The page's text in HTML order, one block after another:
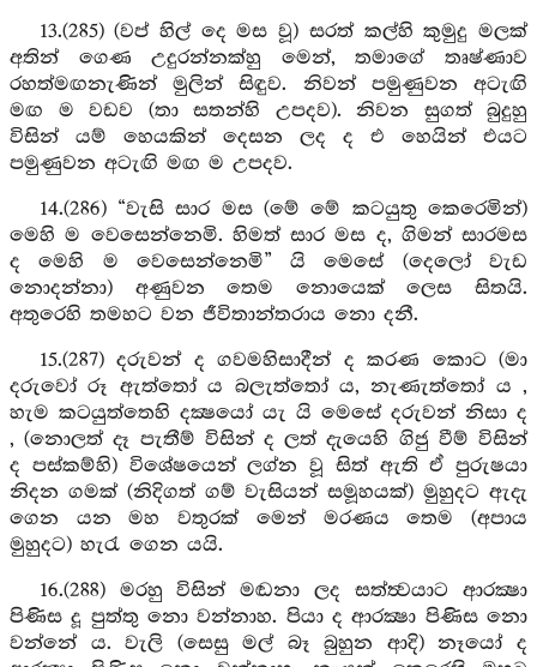
13.(285) (වප් හිල් දෙ මස වූ) සරත් කල්හි කුමුදු මලක්
අතින් ගෙණ උදුරන්නක්හු මෙන්, තමාගේ තෘෂ්ණාව
රහත්මඟනැණින් මුලින් සිඳුව. නිවන් පමුණුවන අටැඟි
මඟ ම වඩව (තා සතන්හි උපදව). නිවන සුගත් බුදුහු
විසින් යම් හෙයකින් දෙසන ලද ද එ හෙයින් එයට
පමුණුවන අටැඟි මඟ ම උපදව.
14.(286) “වැසි සාර මස (මේ මේ කටයුතු කෙරෙමින්)
මෙහි ම වෙසෙන්නෙමි. හිමත් සාර මස ද, ගිමන් සාරමස
ද මෙහි ම වෙසෙන්නෙමි” යි මෙසේ (දෙලෝ වැඩ
නොදන්නා) අණුවන තෙම නොයෙක් ලෙස සිතයි.
අතුරෙහි තමහට වන ජීවිතාන්තරාය නො දනී.
15.(287) දරුවන් ද ගවමහිසාදීන් ද කරණ කොට (මා
දරුවෝ රූ ඇත්තෝ ය බලැත්තෝ ය, නැණැත්තෝ ය ,
හැම කටයුත්තෙහි දක්‍ෂයෝ යැ යි මෙසේ දරුවන් නිසා ද
, (නොලත් දෑ පැතීම් විසින් ද ලත් දැයෙහි ගිජු වීම් විසින්
ද පස්කම්හි) විශේෂයෙන් ලග්න වූ සිත් ඇති ඒ පුරුෂයා
නිදන ගමක් (නිදිගත් ගම් වැසියන් සමූහයක්) මුහුදට ඇදැ
ගෙන යන මහ වතුරක් මෙන් මරණය තෙම (අපාය
මුහුදට) හැරැ ගෙන යයි.
16.(288) මරහු විසින් මඬනා ලද සත්ත්‍වයාට ආරක්‍ෂා
පිණිස දූ පුත්තු නො වන්නාහ. පියා ද ආරක්‍ෂා පිණිස නො
වන්නේ ය. වැලි (සෙසු මල් බෑ බුහුන ආදි) නෑයෝ ද